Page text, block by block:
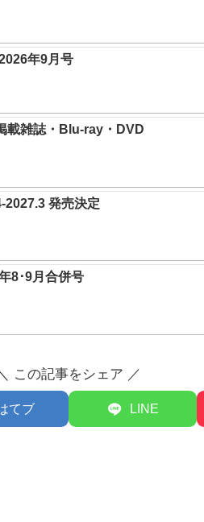
年9月号
載雑誌・Blu-ray・DVD
2027.3 発売決定
8･9月合併号
この記事をシェア ／
てブ LINE